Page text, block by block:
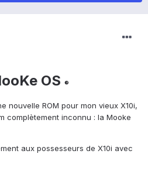
OS ®
nouvelle ROM pour mon vieux X10i,
complètement inconnu : la Mooke
aux possesseurs de X10i avec